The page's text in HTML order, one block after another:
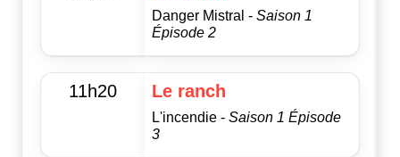
Danger Mistral - Saison 1
Épisode 2
11h20 Le ranch
L'incendie - Saison 1 Épisode
3